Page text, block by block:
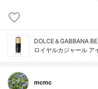
DOLCE＆GABBANA
ロイヤルカジャール ア
mcmc